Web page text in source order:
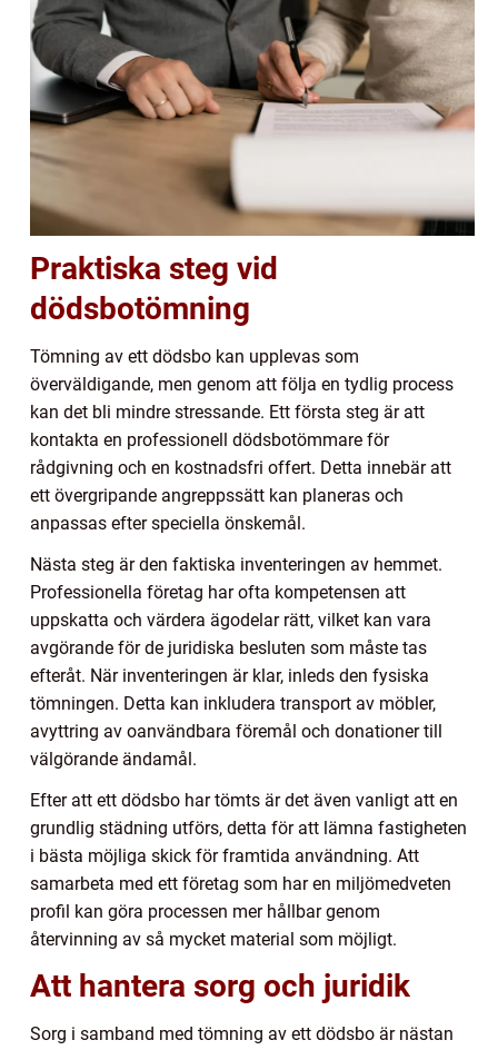
Praktiska steg vid
dödsbotömning
Tömning av ett dödsbo kan upplevas som
överväldigande, men genom att följa en tydlig process
kan det bli mindre stressande. Ett första steg är att
kontakta en professionell dödsbotömmare för
rådgivning och en kostnadsfri offert. Detta innebär att
ett övergripande angreppssätt kan planeras och
anpassas efter speciella önskemål.
Nästa steg är den faktiska inventeringen av hemmet.
Professionella företag har ofta kompetensen att
uppskatta och värdera ägodelar rätt, vilket kan vara
avgörande för de juridiska besluten som måste tas
efteråt. När inventeringen är klar, inleds den fysiska
tömningen. Detta kan inkludera transport av möbler,
avyttring av oanvändbara föremål och donationer till
välgörande ändamål.
Efter att ett dödsbo har tömts är det även vanligt att en
grundlig städning utförs, detta för att lämna fastigheten
i bästa möjliga skick för framtida användning. Att
samarbeta med ett företag som har en miljömedveten
profil kan göra processen mer hållbar genom
återvinning av så mycket material som möjligt.
Att hantera sorg och juridik
Sorg i samband med tömning av ett dödsbo är nästan